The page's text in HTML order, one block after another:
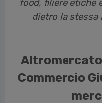
food, filiere etiche
dietro la stessa
Altromercato
Commercio